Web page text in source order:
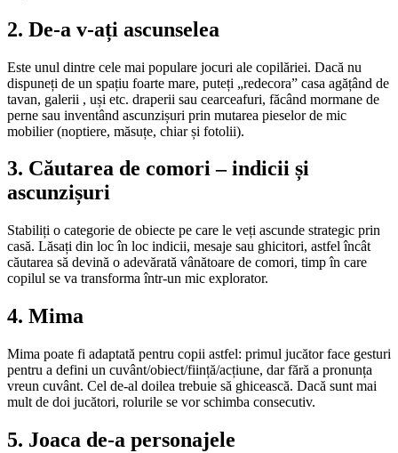
2. De-a v-ați ascunselea
Este unul dintre cele mai populare jocuri ale copilăriei. Dacă nu
dispuneți de un spațiu foarte mare, puteți „redecora” casa agățând de
tavan, galerii , uși etc. draperii sau cearceafuri, făcând mormane de
perne sau inventând ascunzișuri prin mutarea pieselor de mic
mobilier (noptiere, măsuțe, chiar și fotolii).
3. Căutarea de comori – indicii și
ascunzișuri
Stabiliți o categorie de obiecte pe care le veți ascunde strategic prin
casă. Lăsați din loc în loc indicii, mesaje sau ghicitori, astfel încât
căutarea să devină o adevărată vânătoare de comori, timp în care
copilul se va transforma într-un mic explorator.
4. Mima
Mima poate fi adaptată pentru copii astfel: primul jucător face gesturi
pentru a defini un cuvânt/obiect/ființă/acțiune, dar fără a pronunța
vreun cuvânt. Cel de-al doilea trebuie să ghicească. Dacă sunt mai
mult de doi jucători, rolurile se vor schimba consecutiv.
5. Joaca de-a personajele